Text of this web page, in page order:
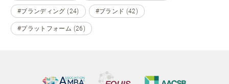
#ブランディング (24) #ブランド (42)
#プラットフォーム (26)